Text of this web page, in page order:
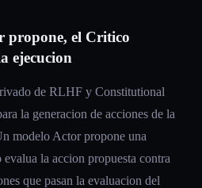
propone, el Critico
ejecucion
de RLHF y Constitutional
la generacion de acciones de la
modelo Actor propone una
la accion propuesta contra
que pasan la evaluacion del